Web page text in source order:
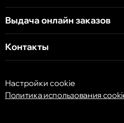
Кишинёв
ул. Арборилор 21, CC
Выдача онлайн заказов
Контакты
Настройки cookie
Политика использования